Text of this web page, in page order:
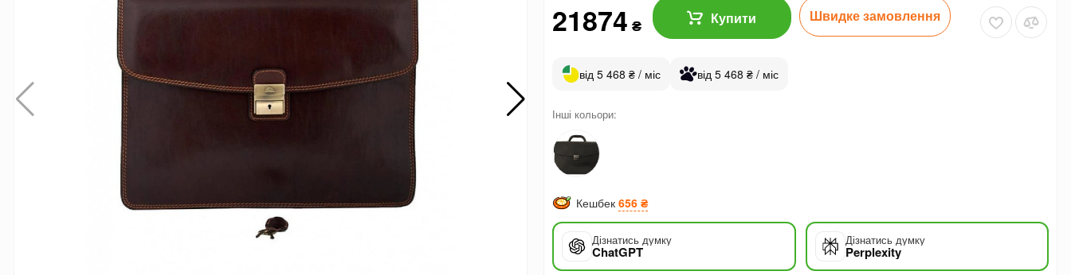
21874 ₴ Купити Швидке замовлення
від 5 468 ₴ / міс від 5 468 ₴ / міс
Інші кольори:
Кешбек 656 ₴
Дізнатись думку
ChatGPT
Дізнатись думку
Perplexity